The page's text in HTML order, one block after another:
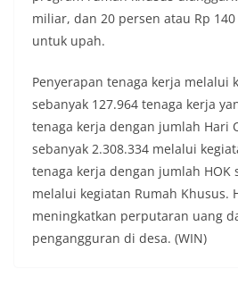
miliar, dan 20 persen atau Rp
untuk upah.
Penyerapan tenaga kerja melalui
sebanyak 127.964 tenaga kerja
tenaga kerja dengan jumlah Hari
sebanyak 2.308.334 melalui
tenaga kerja dengan jumlah HOK
melalui kegiatan Rumah Khusus.
meningkatkan perputaran uang
pengangguran di desa. (WIN)